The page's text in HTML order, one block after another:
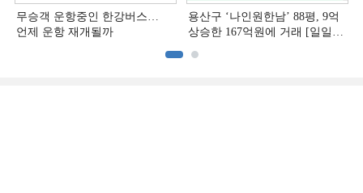
무승객 운항중인 한강버스…
언제 운항 재개될까
용산구 ‘나인원한남’ 88평, 9억
상승한 167억원에 거래 [일일